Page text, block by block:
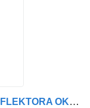
牵引车 的 保险杠 DAF NAKŁADKA REFLEKTORA OKULAR OSŁONA LAMPY DAF XF 106 EURO 6 LEWA P